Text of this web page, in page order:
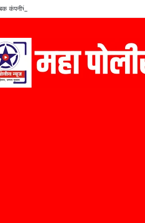
कंपनीचे संस्थापक कैलास निळे यांचा ‘मराठी उद्योजक पुरस्कार